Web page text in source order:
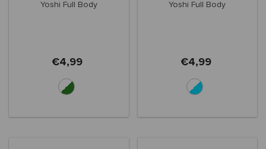
Yoshi Full Body
€4,99
Yoshi Full Body
€4,99